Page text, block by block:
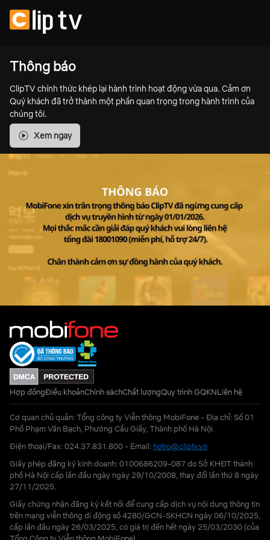
Thông báo
ClipTV chính thức khép lại hành trình hoạt động vừa qua. Cảm ơn
Quý khách đã trở thành một phần quan trọng trong hành trình của
chúng tôi.
Xem ngay
Hợp đồngĐiều khoảnChính sáchChất lượngQuy trình GQKNLiên hệ
Cơ quan chủ quản: Tổng công ty Viễn thông MobiFone - Địa chỉ: Số 01
Phố Phạm Văn Bạch, Phường Cầu Giấy, Thành phố Hà Nội.
Điện thoại/Fax: 024.37.831.800 - Email: hotro@cliptv.vn
Giấy phép đăng ký kinh doanh: 0100686209-087 do Sở KHĐT thành
phố Hà Nội cấp lần đầu ngày ngày 29/10/2008, thay đổi lần thứ 8 ngày
27/11/2025.
Giấy chứng nhận đăng ký kết nối để cung cấp dịch vụ nội dung thông tin
trên mạng viễn thông di động số 4280/GCN-SKHCN ngày 06/10/2025,
cấp lần đầu ngày 26/03/2025, có giá trị đến hết ngày 25/03/2030 (của